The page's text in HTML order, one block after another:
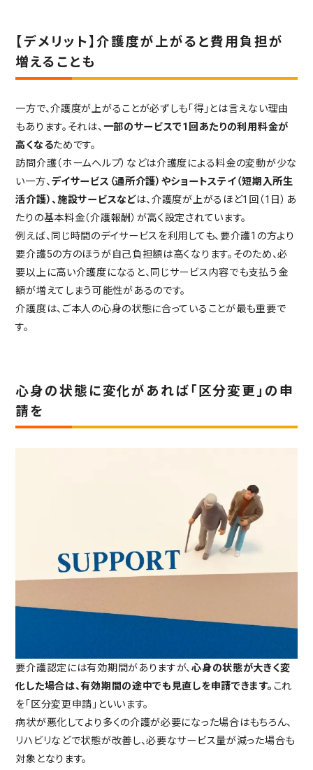
【デメリット】介護度が上がると費用負担が
増えることも
一方で、介護度が上がることが必ずしも「得」とは言えない理由
もあります。それは、 一部のサービスで1回あたりの利用料金が
高くなるためです。
訪問介護（ホームヘルプ）などは介護度による料金の変動が少な
い一方、 デイサービス（通所介護）やショートステイ（短期入所生
活介護）、施設サービスなどは、介護度が上がるほど1回（1日）あ
たりの基本料金（介護報酬）が高く設定されています。
例えば、同じ時間のデイサービスを利用しても、要介護1の方より
要介護5の方のほうが自己負担額は高くなります。そのため、必
要以上に高い介護度になると、同じサービス内容でも支払う金
額が増えてしまう可能性があるのです。
介護度は、ご本人の心身の状態に合っていることが最も重要で
す。
心身の状態に変化があれば「区分変更」の申
請を
要介護認定には有効期間がありますが、心身の状態が大きく変
化した場合は、有効期間の途中でも見直しを申請できます。 これ
を「区分変更申請」といいます。
病状が悪化してより多くの介護が必要になった場合はもちろん、
リハビリなどで状態が改善し、必要なサービス量が減った場合も
対象となります。